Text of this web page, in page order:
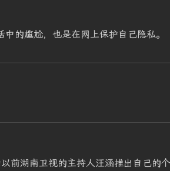
的尴尬，也是在网上保护自己隐私。
前湖南卫视的主持人汪涵推出自己的个